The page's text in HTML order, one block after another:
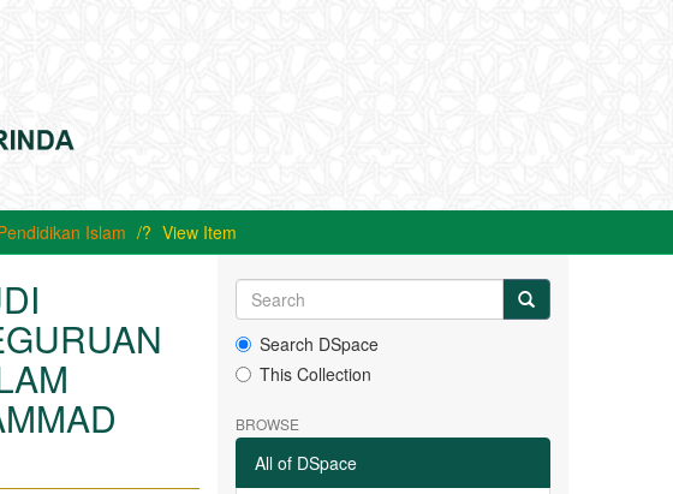
Islam View Item
Search DSpace
This Collection
BROWSE
All of DSpace